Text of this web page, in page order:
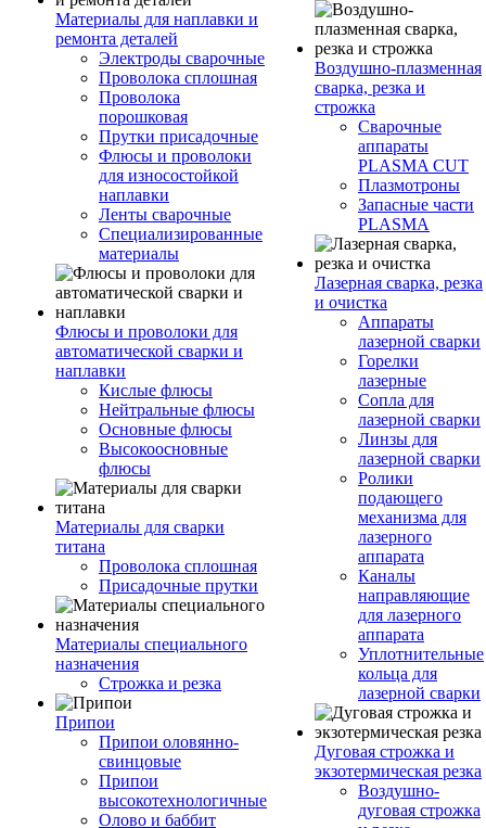
Материалы для наплавки и
ремонта деталей
Электроды сварочные
Проволока сплошная
Проволока
порошковая
Прутки присадочные
Флюсы и проволоки
для износостойкой
наплавки
Ленты сварочные
Специализированные
материалы
Флюсы и проволоки для
автоматической сварки и
наплавки
Кислые флюсы
Нейтральные флюсы
Основные флюсы
Высокоосновные
флюсы
Материалы для сварки
титана
Проволока сплошная
Присадочные прутки
Материалы специального
назначения
Строжка и резка
Припои
Припои оловянно-
свинцовые
Припои
высокотехнологичные
Олово и баббит
Воздушно-плазменная
сварка, резка и
строжка
Сварочные
аппараты
PLASMA CUT
Плазмотроны
Запасные части
PLASMA
Лазерная сварка, резка
и очистка
Аппараты
лазерной сварки
Горелки
лазерные
Сопла для
лазерной сварки
Линзы для
лазерной сварки
Ролики
подающего
механизма для
лазерного
аппарата
Каналы
направляющие
для лазерного
аппарата
Уплотнительные
кольца для
лазерной сварки
Дуговая строжка и
экзотермическая резка
Воздушно-
дуговая строжка